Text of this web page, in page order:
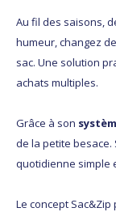
Au fil des saisons,
humeur, changez
sac. Une solution
achats multiples.
Grâce à son
de la petite
quotidienne simple
Le concept